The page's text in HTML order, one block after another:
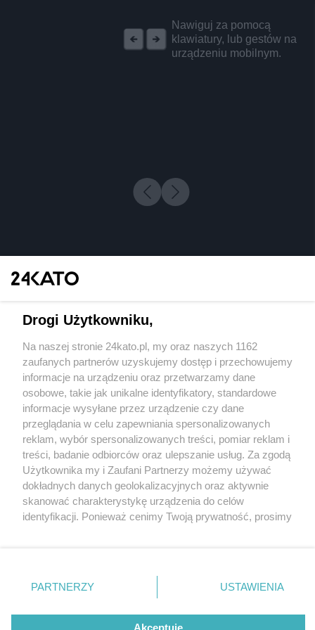
Nawiguj za pomocą
klawiatury, lub gestów na
urządzeniu mobilnym.
3 / 0
Wydawca mediów lokalnych
Nie zapomnij
zapoznać się z:
polityką prywatności regulamin korzystania z portali
Twojemiasto
Piekary Śląskie
Chorzów
Tarnowskie Góry
Gliwice
Skontakuj sięz nami
Kontakt
Wydawca
Redakcja
Drogi Użytkowniku,
Na naszej stronie 24kato.pl, my oraz naszych 1162
zaufanych partnerów uzyskujemy dostęp i przechowujemy
informacje na urządzeniu oraz przetwarzamy dane
osobowe, takie jak unikalne identyfikatory, standardowe
informacje wysyłane przez urządzenie czy dane
przeglądania w celu zapewniania spersonalizowanych
reklam, wybór spersonalizowanych treści, pomiar reklam i
treści, badanie odbiorców oraz ulepszanie usług. Za zgodą
Użytkownika my i Zaufani Partnerzy możemy używać
dokładnych danych geolokalizacyjnych oraz aktywnie
skanować charakterystykę urządzenia do celów
identyfikacji. Ponieważ cenimy Twoją prywatność, prosimy
prywatności znajdujący się w lewym dolnym rogu strony
. Niektóre rodzaje przetwarzania danych nie wymagają
zgody użytkownika, ale masz prawo sprzeciwić się
takiemu przetwarzaniu. Preferencje będą miały
PARTNERZY USTAWIENIA
Akceptuję